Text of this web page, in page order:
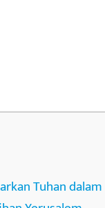
Tuhan